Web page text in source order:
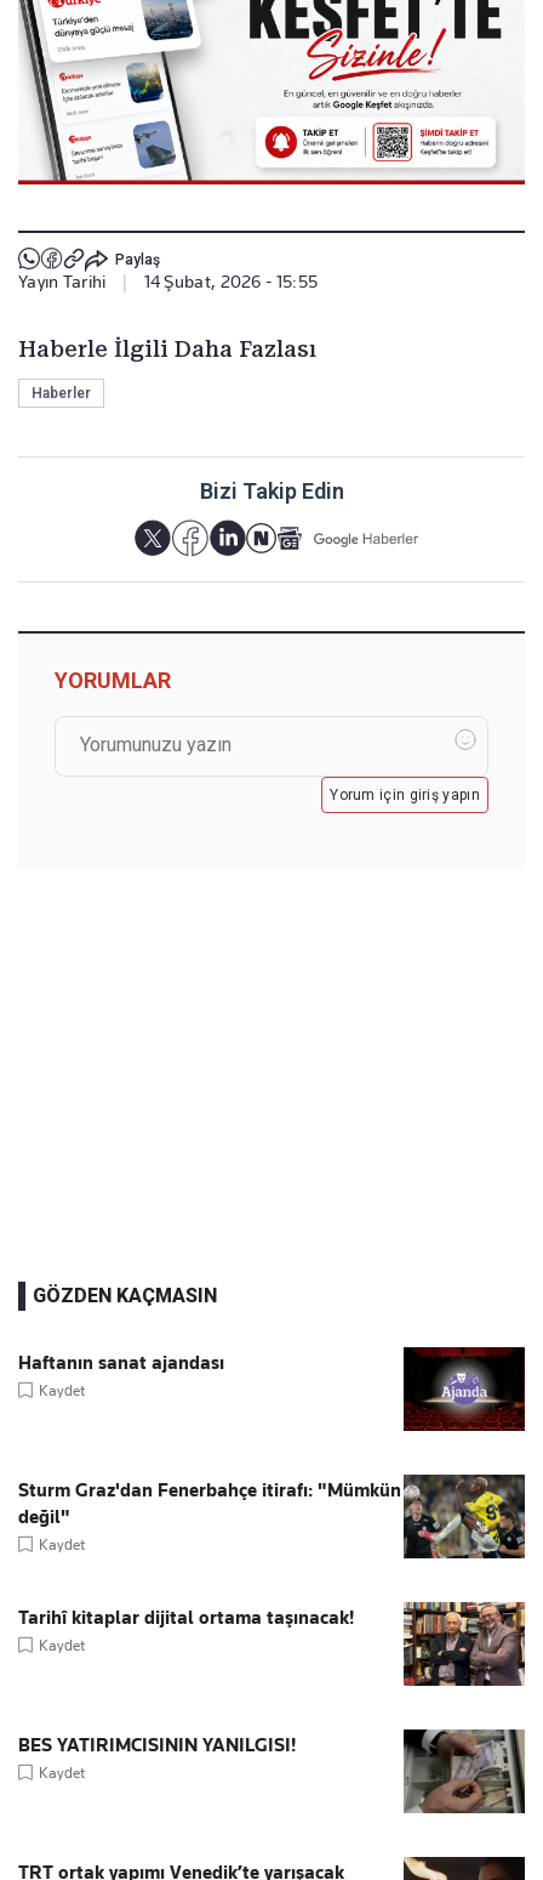
Paylaş
Yayın Tarihi 14 Şubat, 2026 - 15:55
Haberle İlgili Daha Fazlası
Haberler
Bizi Takip Edin
YORUMLAR
Yorum için giriş yapın
GÖZDEN KAÇMASIN
Haftanın sanat ajandası
Kaydet
Sturm Graz'dan Fenerbahçe itirafı: "Mümkün
değil"
Kaydet
Tarihî kitaplar dijital ortama taşınacak!
Kaydet
BES YATIRIMCISININ YANILGISI!
Kaydet
TRT ortak yapımı Venedik’te yarışacak